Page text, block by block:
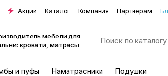
Акции Каталог Компания Партнерам
мебели для
кровати, матрасы
и пуфы Наматрасники Подушки